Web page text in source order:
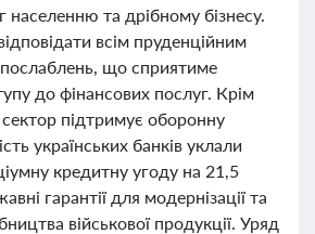
населенню та дрібному бізнесу.
всім пруденційним
що сприятиме
до фінансових послуг. Крім
сектор підтримує оборонну
українських банків уклали
кредитну угоду на 21,5
гарантії для модернізації та
військової продукції. Уряд